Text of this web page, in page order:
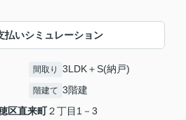
払いシミュレーション
間取り 3LDK＋S(納戸)
階建て 3階建
区直来町２丁目1－3